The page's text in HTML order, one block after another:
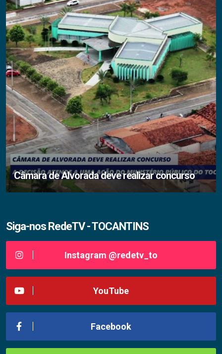
Câmara de Alvorada deve realizar concurso
Siga-nos RedeTV - TOCANTINS
Instagram @redetv_to
YouTube
Facebook